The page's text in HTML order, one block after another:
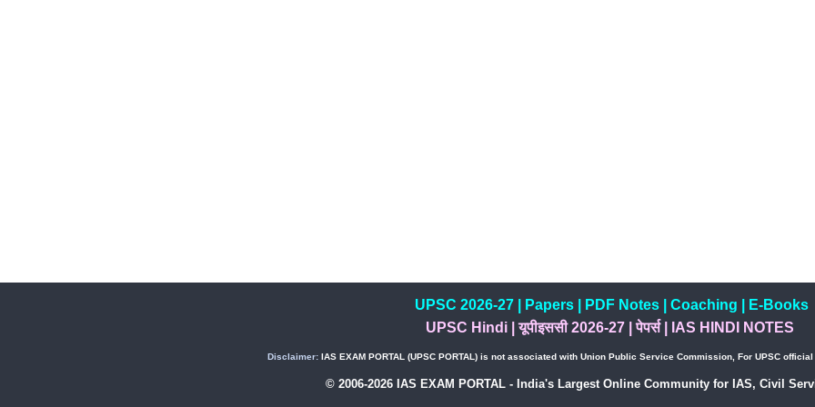
UPSC 2026-27| Papers| PDF Notes| Coaching
E-Books
UPSC Hindi|यूपीइससी 2026-27 |पेपर्स| IAS HINDI NOTES
Disclaimer:IAS EXAM PORTAL (UPSC PORTAL) is not associated with Union Public Service Commission, For UPSC
© 2006-2026 IAS EXAM PORTAL - India's Largest Online Community for IAS, Civil